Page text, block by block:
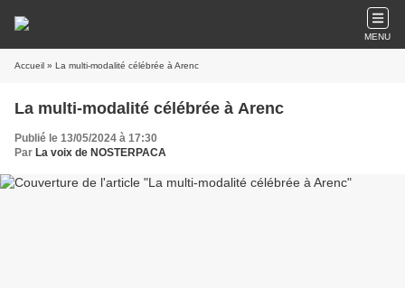
MENU
Accueil » La multi-modalité célébrée à Arenc
La multi-modalité célébrée à Arenc
Publié le 13/05/2024 à 17:30
Par La voix de NOSTERPACA